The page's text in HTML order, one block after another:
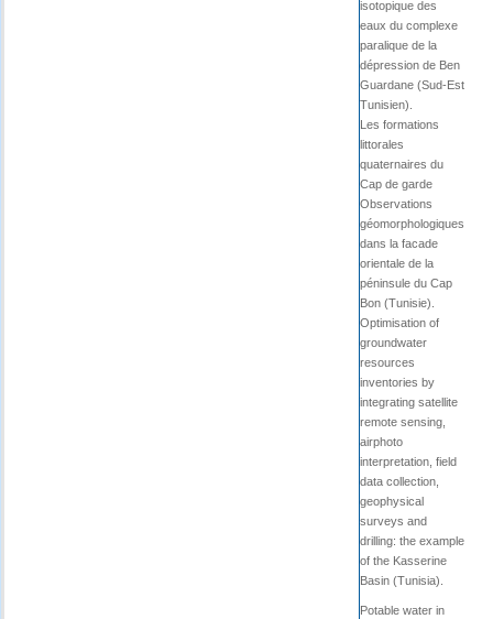
isotopique des
eaux du complexe
paralique de la
dépression de Ben
Guardane (Sud-Est
Tunisien).
Les formations
littorales
quaternaires du
Cap de garde
Observations
géomorphologiques
dans la facade
orientale de la
péninsule du Cap
Bon (Tunisie).
Optimisation of
groundwater
resources
inventories by
integrating satellite
remote sensing,
airphoto
interpretation, field
data collection,
geophysical
surveys and
drilling: the example
of the Kasserine
Basin (Tunisia).
Potable water in